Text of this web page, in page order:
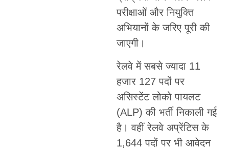
परीक्षाओं और नियुक्ति
अभियानों के जरिए पूरी की
जाएगी।
रेलवे में सबसे ज्यादा 11
हजार 127 पदों पर
असिस्टेंट लोको पायलट
(ALP) की भर्ती निकाली गई
है। वहीं रेलवे अप्रेंटिस के
1,644 पदों पर भी आवेदन